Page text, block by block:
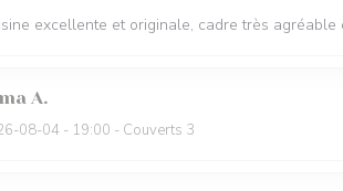
excellente et originale, cadre très agréable
A
08-04 - 19:00 - Couverts 3